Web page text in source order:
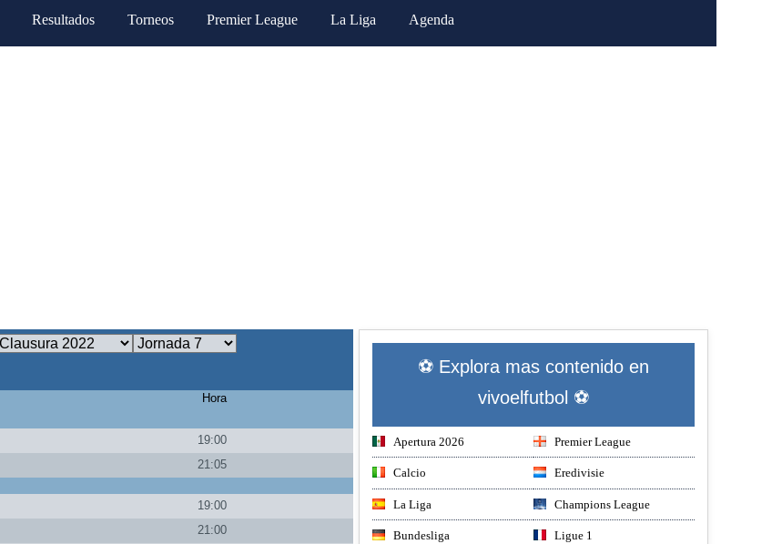
Resultados Torneos Premier League La Liga Agenda
Hora
19:00
21:05
19:00
21:00
⚽ Explora mas contenido en
vivoelfutbol ⚽
Apertura 2026 Premier League
Calcio Eredivisie
La Liga Champions League
Bundesliga Ligue 1